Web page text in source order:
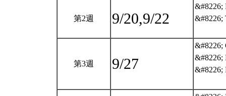
第2週 9/20,9/22
&#8226;
&#8226;
第3週 9/27
&#8226;
&#8226;
&#8226;